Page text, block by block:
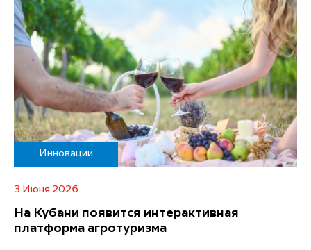
Инновации
3 Июня 2026
На Кубани появится интерактивная
платформа агротуризма